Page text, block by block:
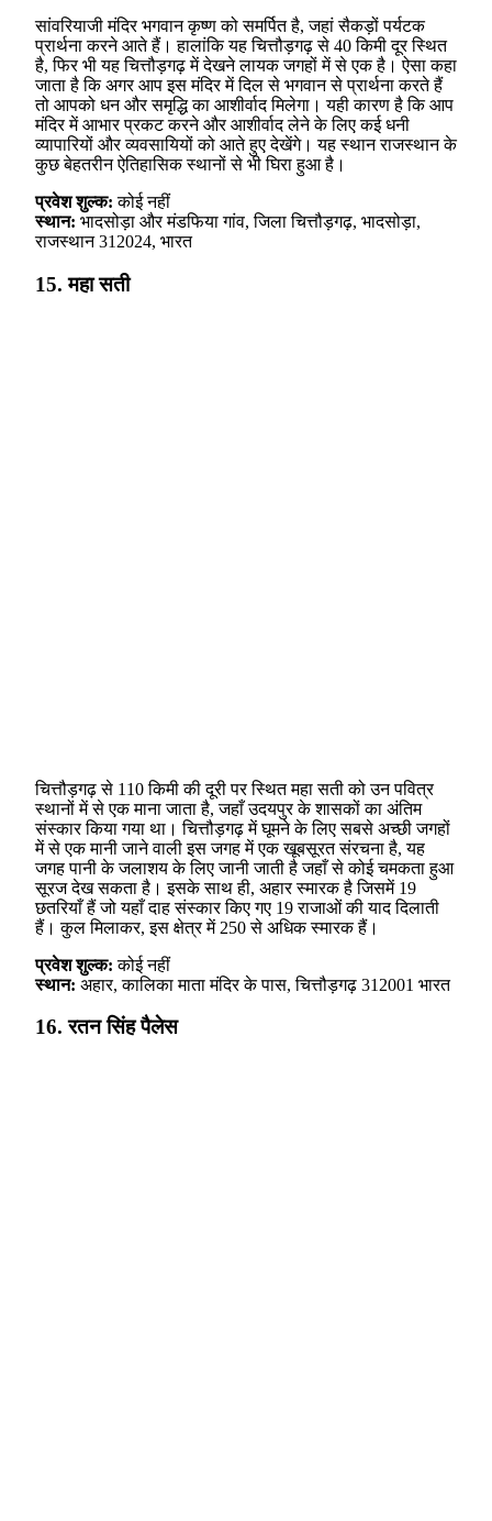
सांवरियाजी मंदिर भगवान कृष्ण को समर्पित है, जहां सैकड़ों पर्यटक
प्रार्थना करने आते हैं। हालांकि यह चित्तौड़गढ़ से 40 किमी दूर स्थित
है, फिर भी यह चित्तौड़गढ़ में देखने लायक जगहों में से एक है। ऐसा कहा
जाता है कि अगर आप इस मंदिर में दिल से भगवान से प्रार्थना करते हैं
तो आपको धन और समृद्धि का आशीर्वाद मिलेगा। यही कारण है कि आप
मंदिर में आभार प्रकट करने और आशीर्वाद लेने के लिए कई धनी
व्यापारियों और व्यवसायियों को आते हुए देखेंगे। यह स्थान राजस्थान के
कुछ बेहतरीन ऐतिहासिक स्थानों से भी घिरा हुआ है।
प्रवेश शुल्क: कोई नहीं
स्थान: भादसोड़ा और मंडफिया गांव, जिला चित्तौड़गढ़, भादसोड़ा,
राजस्थान 312024, भारत
15. महा सती
चित्तौड़गढ़ से 110 किमी की दूरी पर स्थित महा सती को उन पवित्र
स्थानों में से एक माना जाता है, जहाँ उदयपुर के शासकों का अंतिम
संस्कार किया गया था। चित्तौड़गढ़ में घूमने के लिए सबसे अच्छी जगहों
में से एक मानी जाने वाली इस जगह में एक खूबसूरत संरचना है, यह
जगह पानी के जलाशय के लिए जानी जाती है जहाँ से कोई चमकता हुआ
सूरज देख सकता है। इसके साथ ही, अहार स्मारक है जिसमें 19
छतरियाँ हैं जो यहाँ दाह संस्कार किए गए 19 राजाओं की याद दिलाती
हैं। कुल मिलाकर, इस क्षेत्र में 250 से अधिक स्मारक हैं।
प्रवेश शुल्क: कोई नहीं
स्थान: अहार, कालिका माता मंदिर के पास, चित्तौड़गढ़ 312001 भारत
16. रतन सिंह पैलेस